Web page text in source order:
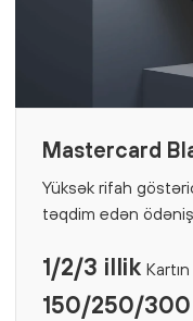
Mastercard
Yüksək rifah
təqdim edən ödəniş
1/2/3 illik
150/250/300